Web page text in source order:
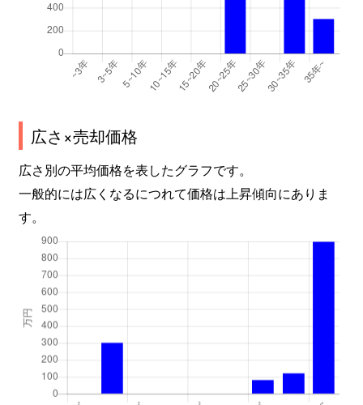
広さ×売却価格
広さ別の平均価格を表したグラフです。
一般的には広くなるにつれて価格は上昇傾向にありま
す。